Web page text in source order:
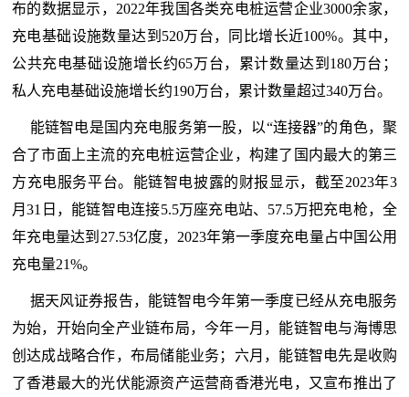
布的数据显示，2022年我国各类充电桩运营企业3000余家，
充电基础设施数量达到520万台，同比增长近100%。其中，
公共充电基础设施增长约65万台，累计数量达到180万台；
私人充电基础设施增长约190万台，累计数量超过340万台。
能链智电是国内充电服务第一股，以“连接器”的角色，聚
合了市面上主流的充电桩运营企业，构建了国内最大的第三
方充电服务平台。能链智电披露的财报显示，截至2023年3
月31日，能链智电连接5.5万座充电站、57.5万把充电枪，全
年充电量达到27.53亿度，2023年第一季度充电量占中国公用
充电量21%。
据天风证券报告，能链智电今年第一季度已经从充电服务
为始，开始向全产业链布局，今年一月，能链智电与海博思
创达成战略合作，布局储能业务；六月，能链智电先是收购
了香港最大的光伏能源资产运营商香港光电，又宣布推出了